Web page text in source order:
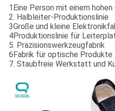
1Eine Person mit einem
2. Halbleiter-Produktionslinie
3Große und kleine
4Produktionslinie für
5. Präzisionswerkzeugfabrik
6Fabrik für optische Produkte
7. Staubfreie Werkstatt und